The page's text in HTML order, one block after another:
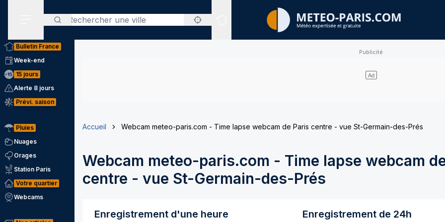
Rechercher
Sites expertisés
Bulletin France
Week-end
15 jours
Alerte 8 jours
Prévi. saison
Pluies
Nuages
Orages
Station Paris
Votre quartier
Webcams
Accueil Webcam meteo-paris.com - Time lapse webcam de Paris centre - vue St-Germain-des-Prés
Webcam meteo-paris.com - Time lapse webcam
centre - vue St-Germain-des-Prés
Enregistrement d'une heure Enregistrement de 24h